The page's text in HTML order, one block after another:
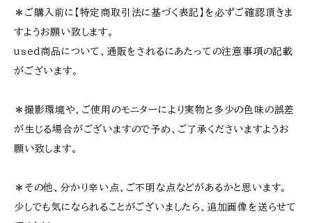
＊ご購入前に【特定商取引法に基づく表記】を必ずご確認頂きま
すようお願い致します。
ｕｓｅｄ商品について、通販をされるにあたっての注意事項の記載
がございます。
＊撮影環境や、ご使用のモニターにより実物と多少の色味の誤差
が生じる場合がございますので予め、ご了承くださいますようお
願い致します。
＊その他、分かり辛い点、ご不明な点などがあるかと思います。
少しでも気になられることがございましたら、追加画像を送らせて